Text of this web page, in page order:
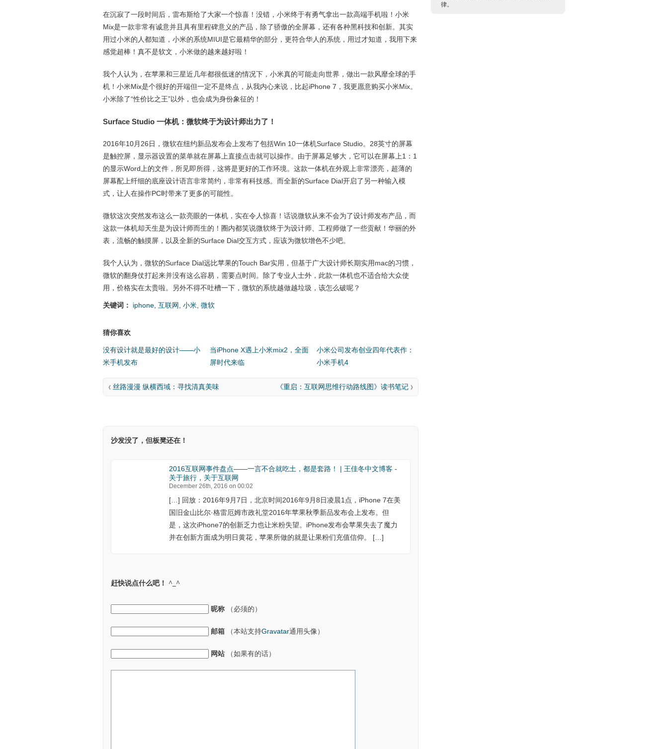
在沉寂了一段时间后，雷布斯给了大家一个惊喜！没错，小米终于有勇气拿出一款高端手机啦！小米
Mix是一款非常有诚意并且具有里程碑意义的产品，除了骄傲的全屏幕，还有各种黑科技和创新。其实
用过小米的人都知道，小米的系统MIUI是它最精华的部分，更符合华人的系统，用过才知道，我用下来
感觉超棒！真不是软文，小米做的越来越好啦！
我个人认为，在苹果和三星近几年都很低迷的情况下，小米真的可能走向世界，做出一款风靡全球的手
机！小米Mix是个很好的开端但一定不是终点，从我内心来说，比起iPhone 7，我更愿意购买小米Mix。
小米除了“性价比之王”以外，也会成为身份象征的！
Surface Studio 一体机：微软终于为设计师出力了！
2016年10月26日，微软在纽约新品发布会上发布了包括Win 10一体机Surface Studio。28英寸的屏幕
是触控屏，显示器设置的菜单就在屏幕上直接点击就可以操作。由于屏幕足够大，它可以在屏幕上1：1
的显示Word上的文件，所见即所得，这将是更好的工作环境。这款一体机在外观上非常漂亮，超薄的
屏幕配上纤细的底座设计语言非常简约，非常有科技感。而全新的Surface Dial开启了另一种输入模
式，让人在操作PC时带来了更多的可能性。
微软这次突然发布这么一款亮眼的一体机，实在令人惊喜！话说微软从来不会为了设计师发布产品，而
这款一体机却天生是为设计师而生的！圈内都笑说微软终于为设计师、工程师做了一些贡献！华丽的外
表，流畅的触摸屏，以及全新的Surface Dial交互方式，应该为微软增色不少吧。
我个人认为，微软的Surface Dial远比苹果的Touch Bar实用，但基于广大设计师长期实用mac的习惯，
微软的翻身仗打起来并没有这么容易，需要点时间。除了专业人士外，此款一体机也不适合给大众使
用，价格实在太贵啦。另外不得不吐槽一下，微软的系统越做越垃圾，该怎么破呢？
关键词： iphone 互联网 小米 微软
猜你喜欢
没有设计就是最好的设计——小
米手机发布
当iPhone X遇上小米mix2，全面
屏时代来临
小米公司发布创业四年代表作：
小米手机4
《 丝路漫漫 纵横西域：寻找清真美味 《重启：互联网思维行动路线图》读书笔记 》
沙发没了，但板凳还在！
2016互联网事件盘点——一言不合就吃土，都是套路！ | 王佳冬中文博客 -
关于旅行，关于互联网
December 26th, 2016 on 00:02
[…] 回放：2016年9月7日，北京时间2016年9月8日凌晨1点，iPhone 7在美
国旧金山比尔·格雷厄姆市政礼堂2016年苹果秋季新品发布会上发布。但
是，这次iPhone7的创新乏力也让米粉失望。iPhone发布会苹果失去了魔力
并在创新方面成为明日黄花，苹果所做的就是让果粉们充值信仰。 […]
赶快说点什么吧！ ^_^
昵称 （必须的）
邮箱 （本站支持Gravatar通用头像）
网站 （如果有的话）
律。